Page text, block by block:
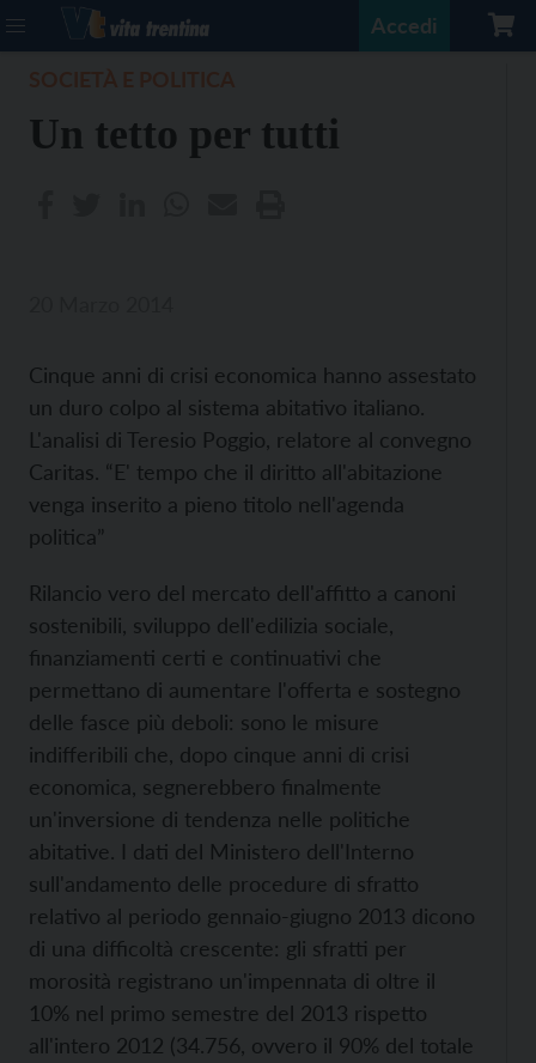
Accedi
Un tetto per tutti
Cinque anni di crisi economica hanno assestato
un duro colpo al sistema abitativo italiano.
L'analisi di Teresio Poggio, relatore al convegno
Caritas. “E' tempo che il diritto all'abitazione
venga inserito a pieno titolo nell'agenda
politica”
Rilancio vero del mercato dell'affitto a canoni
sostenibili, sviluppo dell'edilizia sociale,
finanziamenti certi e continuativi che
permettano di aumentare l'offerta e sostegno
delle fasce più deboli: sono le misure
indifferibili che, dopo cinque anni di crisi
economica, segnerebbero finalmente
un'inversione di tendenza nelle politiche
abitative. I dati del Ministero dell'Interno
sull'andamento delle procedure di sfratto
relativo al periodo gennaio-giugno 2013 dicono
di una difficoltà crescente: gli sfratti per
morosità registrano un'impennata di oltre il
10% nel primo semestre del 2013 rispetto
all'intero 2012 (34.756, ovvero il 90% del totale